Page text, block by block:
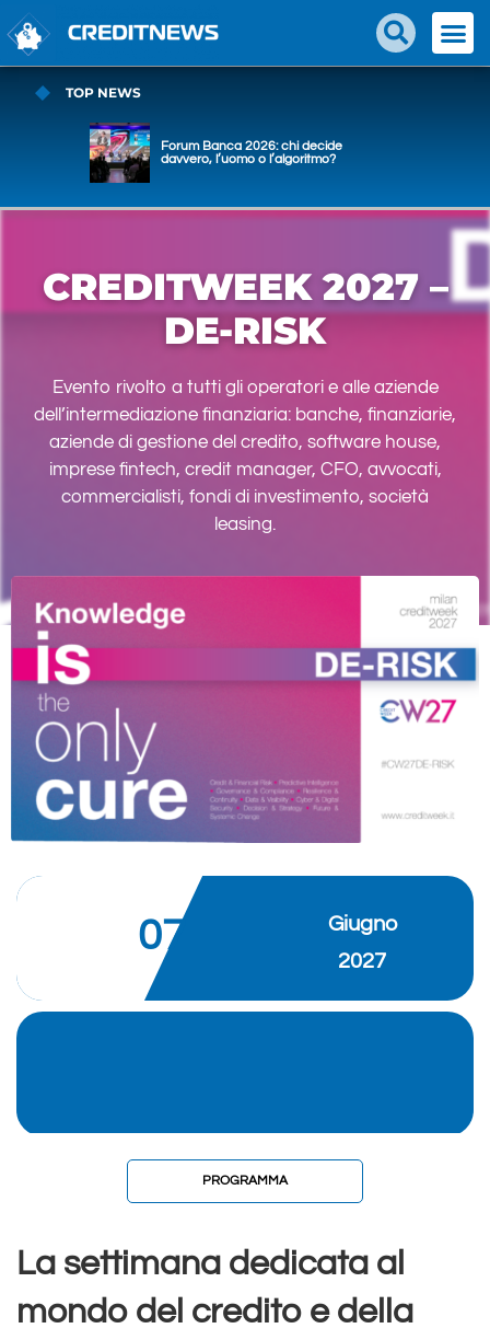
TOP NEWS
Forum Banca 2026: chi decide
davvero, l’uomo o l’algoritmo?
CREDITWEEK 2027 –
DE-RISK
Evento rivolto a tutti gli operatori e alle aziende
dell’intermediazione finanziaria: banche, finanziarie,
aziende di gestione del credito, software house,
imprese fintech, credit manager, CFO, avvocati,
commercialisti, fondi di investimento, società
leasing.
07
Giugno
2027
PROGRAMMA
La settimana dedicata al
mondo del credito e della